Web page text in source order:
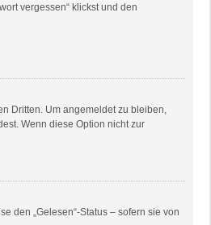
vergessen“ klickst und den
Dritten. Um angemeldet zu bleiben,
Wenn diese Option nicht zur
den „Gelesen“-Status – sofern sie von